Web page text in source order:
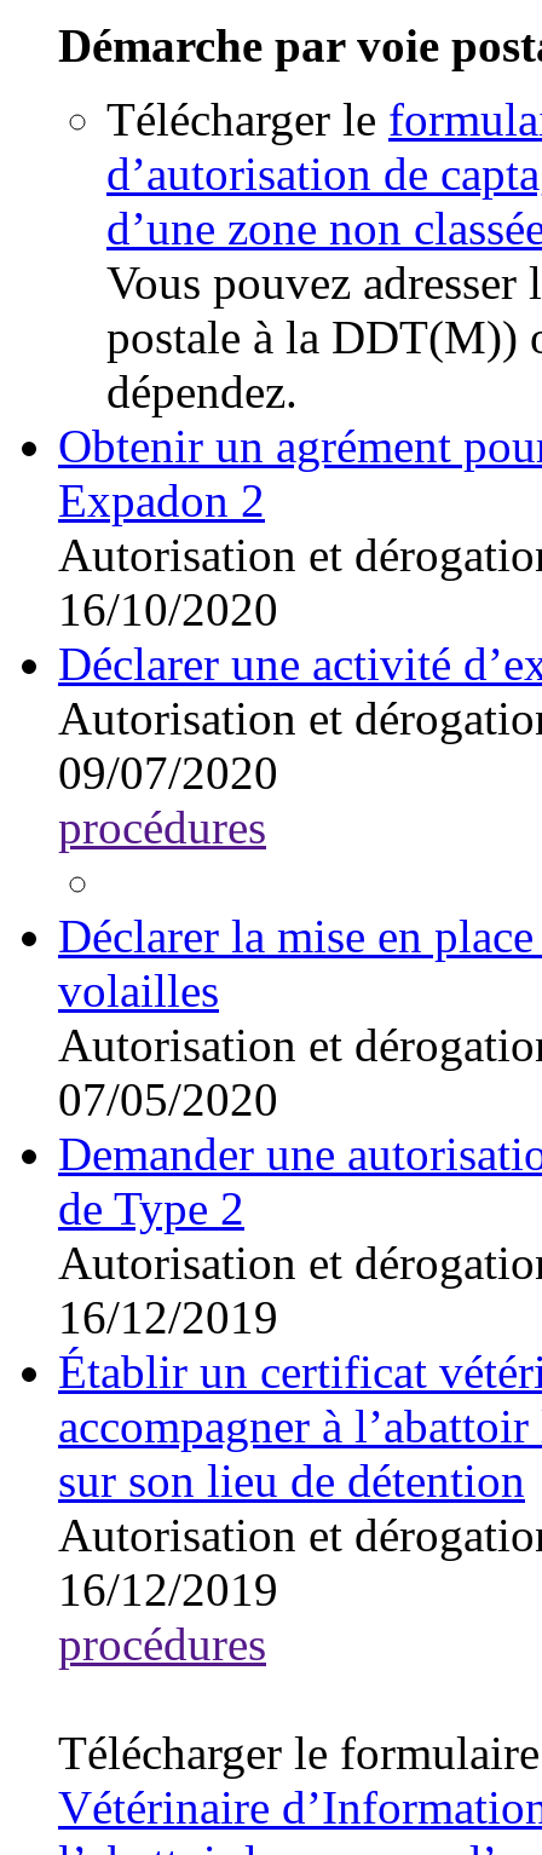
Démarche par voie
Télécharger le
d’autorisation de
d’une zone non
Vous pouvez adresser
postale à la DDT(M))
dépendez.
Obtenir un agrément
Expadon 2
Autorisation et
16/10/2020
Déclarer une activité
Autorisation et
09/07/2020
procédures
Déclarer la mise en
volailles
Autorisation et
07/05/2020
Demander une
de Type 2
Autorisation et
16/12/2019
Établir un certificat
accompagner à
sur son lieu de détention
Autorisation et
16/12/2019
procédures
Télécharger le
Vétérinaire